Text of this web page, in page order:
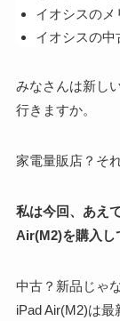
イオシスのメ
イオシスの中
みなさんは新し
行きますか。
家電量販店？そ
私は今回、あえ
Air(M2)を購入し
中古？新品じゃ
iPad Air(M2)は